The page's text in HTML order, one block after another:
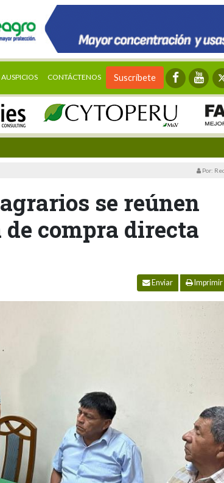
AUSPICIOS CONTÁCTENOS Suscríbete
Por:
se reúnen
compra directa
Enviar Imprimir